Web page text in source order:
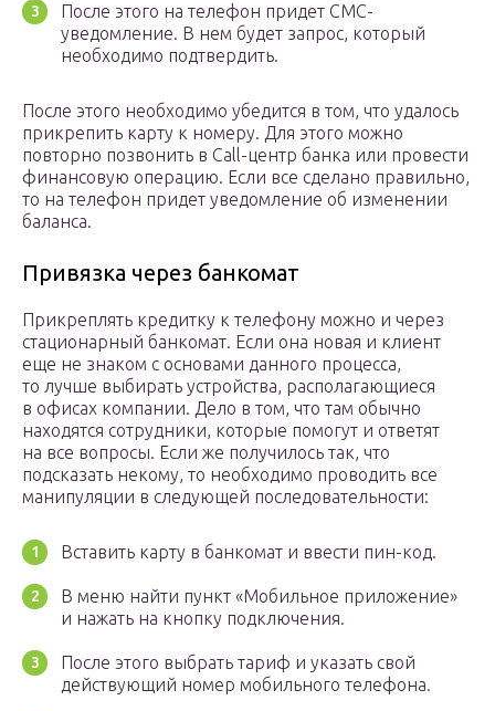
После этого на телефон придет СМС-
уведомление. В нем будет запрос, который
необходимо подтвердить.
После этого необходимо убедится в том, что удалось
прикрепить карту к номеру. Для этого можно
повторно позвонить в Call-центр банка или провести
финансовую операцию. Если все сделано правильно,
то на телефон придет уведомление об изменении
баланса.
Привязка через банкомат
Прикреплять кредитку к телефону можно и через
стационарный банкомат. Если она новая и клиент
еще не знаком с основами данного процесса,
то лучше выбирать устройства, располагающиеся
в офисах компании. Дело в том, что там обычно
находятся сотрудники, которые помогут и ответят
на все вопросы. Если же получилось так, что
подсказать некому, то необходимо проводить все
манипуляции в следующей последовательности:
Вставить карту в банкомат и ввести пин-код.
В меню найти пункт «Мобильное приложение»
и нажать на кнопку подключения.
После этого выбрать тариф и указать свой
действующий номер мобильного телефона.